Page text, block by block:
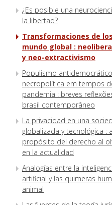
¿Es posible una
la libertad?
Transformaciones de
mundo global :
y neo-extractivismo
Populismo
necropolítica em tempos
pandemia : breves
brasil contemporâneo
La privacidad en una
globalizada y tecnológica : a
propósito del derecho al
en la actualidad
Analogías entre la
artificial y las quimeras
animal